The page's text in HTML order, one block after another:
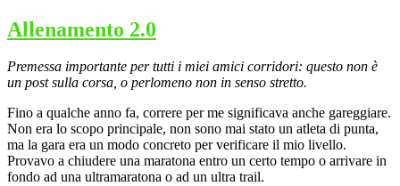
Allenamento 2.0
Premessa importante per tutti i miei amici corridori: questo non è
un post sulla corsa, o perlomeno non in senso stretto.
Fino a qualche anno fa, correre per me significava anche gareggiare.
Non era lo scopo principale, non sono mai stato un atleta di punta,
ma la gara era un modo concreto per verificare il mio livello.
Provavo a chiudere una maratona entro un certo tempo o arrivare in
fondo ad una ultramaratona o ad un ultra trail.